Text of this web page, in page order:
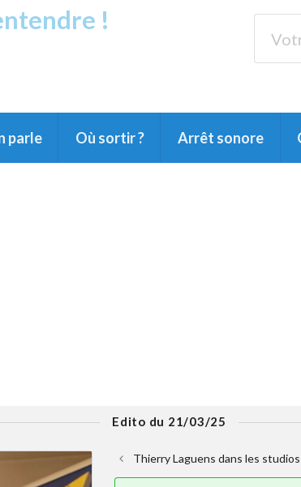
!
parle Où sortir ? Arrêt sonore
Edito du 21/03/25
Thierry Laguens dans les studios